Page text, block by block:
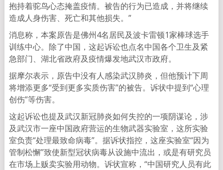
抱持着驼鸟心态掩盖疫情。被告的行为已造成，并将继续
造成人身伤害、死亡和其他损失。”
消息称，本案原告是佛州4名居民及波卡雷顿1家棒球选手
训练中心。除了中国，这起诉讼也点名中国各个卫生及紧
急部门、湖北省政府及疫情爆发地武汉市政府。
据摩尔表示，原告中没有人感染武汉肺炎，但他预计下周
将增添更多“受到更多实质伤害”的被告。诉状中提到“心理
创伤”等伤害。
这起诉讼也提及武汉新冠肺炎如何失控的一项阴谋论，涉
及武汉市一座中国政府营运的生物武器实验室，这所实验
室负责“处理最致命病毒”。据诉状指控，这座实验室“因为
管制松懈”致使新型冠状病毒从设施中流出，或是有研究员
在市场上贩卖实验用动物。诉状宣称，“中国研究人员有此